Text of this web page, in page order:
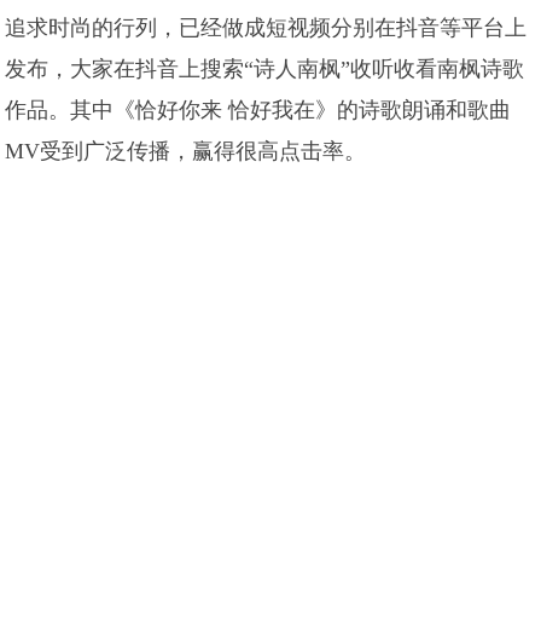
追求时尚的行列，已经做成短视频分别在抖音等平台上
发布，大家在抖音上搜索“诗人南枫”收听收看南枫诗歌
作品。其中《恰好你来 恰好我在》的诗歌朗诵和歌曲
MV受到广泛传播，赢得很高点击率。